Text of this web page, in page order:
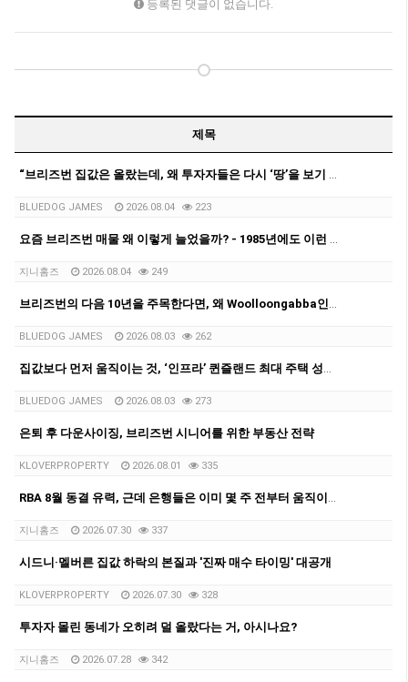
등록된 댓글이 없습니다.
제목
“브리즈번 집값은 올랐는데, 왜 투자자들은 다시 ‘땅’을 보기 시작할까?”
BLUEDOG JAMES 2026.08.04 223
요즘 브리즈번 매물 왜 이렇게 늘었을까? - 1985년에도 이런 적 있었다는 사실!
지니홈즈 2026.08.04 249
브리즈번의 다음 10년을 주목한다면, 왜 Woolloongabba인가?
BLUEDOG JAMES 2026.08.03 262
집값보다 먼저 움직이는 것, ‘인프라’ 퀸즐랜드 최대 주택 성장축으로 떠오르는 Logan을 다시 보다
BLUEDOG JAMES 2026.08.03 273
은퇴 후 다운사이징, 브리즈번 시니어를 위한 부동산 전략
KLOVERPROPERTY 2026.08.01 335
RBA 8월 동결 유력, 근데 은행들은 이미 몇 주 전부터 움직이고 있었어요.
지니홈즈 2026.07.30 337
시드니·멜버른 집값 하락의 본질과 '진짜 매수 타이밍' 대공개
KLOVERPROPERTY 2026.07.30 328
투자자 몰린 동네가 오히려 덜 올랐다는 거, 아시나요?
지니홈즈 2026.07.28 342